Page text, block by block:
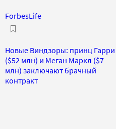
ForbesLife
Новые Виндзоры: принц Гарри
($52 млн) и Меган Маркл ($7
млн) заключают брачный
контракт